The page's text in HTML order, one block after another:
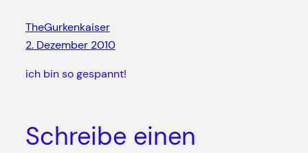
TheGurkenkaiser
2. Dezember 2010
ich bin so gespannt!
Schreibe einen